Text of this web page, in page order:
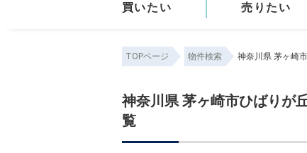
買いたい 売りたい
TOPページ 物件検索 神奈川県 茅ヶ崎
神奈川県 茅ヶ崎市ひばりが
覧